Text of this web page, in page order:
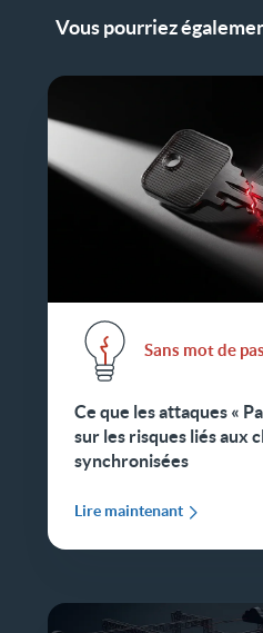
Vous pourriez
Sans mot de
Ce que les attaques «
sur les risques liés aux
synchronisées
Lire maintenant